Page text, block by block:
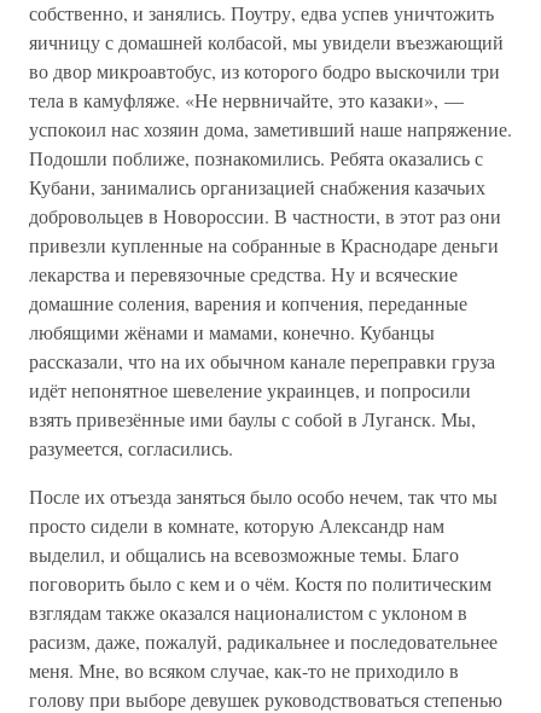
собственно, и занялись. Поутру, едва успев уничтожить
яичницу с домашней колбасой, мы увидели въезжающий
во двор микроавтобус, из которого бодро выскочили три
тела в камуфляже. «Не нервничайте, это казаки», —
успокоил нас хозяин дома, заметивший наше напряжение.
Подошли поближе, познакомились. Ребята оказались с
Кубани, занимались организацией снабжения казачьих
добровольцев в Новороссии. В частности, в этот раз они
привезли купленные на собранные в Краснодаре деньги
лекарства и перевязочные средства. Ну и всяческие
домашние соления, варения и копчения, переданные
любящими жёнами и мамами, конечно. Кубанцы
рассказали, что на их обычном канале переправки груза
идёт непонятное шевеление украинцев, и попросили
взять привезённые ими баулы с собой в Луганск. Мы,
разумеется, согласились.
После их отъезда заняться было особо нечем, так что мы
просто сидели в комнате, которую Александр нам
выделил, и общались на всевозможные темы. Благо
поговорить было с кем и о чём. Костя по политическим
взглядам также оказался националистом с уклоном в
расизм, даже, пожалуй, радикальнее и последовательнее
меня. Мне, во всяком случае, как-то не приходило в
голову при выборе девушек руководствоваться степенью